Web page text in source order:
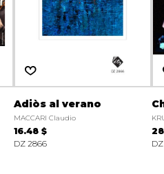
Adiòs al verano
MACCARI Claudio
16.48 $
DZ 2866